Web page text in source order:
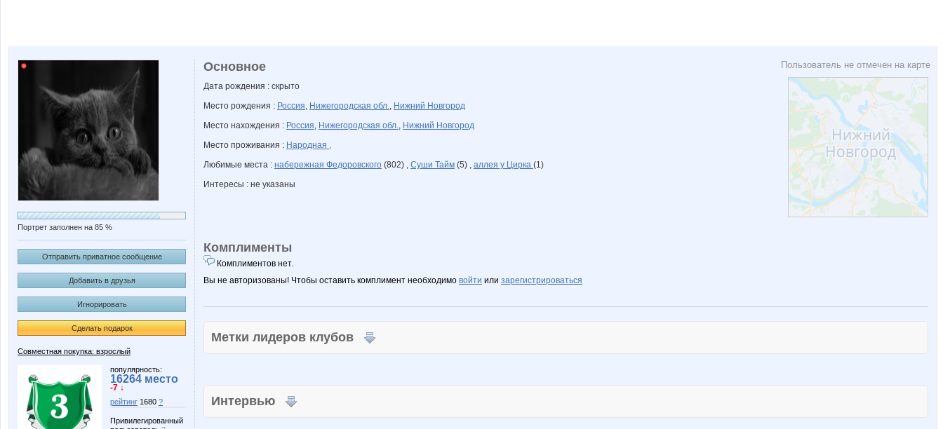
Портрет заполнен на 85 %
Отправить приватное сообщение
Добавить в друзья
Игнорировать
Сделать подарок
Совместная покупка: взрослый
популярность:
16264 место
-7 ↓
рейтинг 1680 ?
Привилегированный
Пользователь не отмечен на карте
Основное
Дата рождения : скрыто
Место рождения : Россия, Нижегородская обл., Нижний Новгород
Место нахождения : Россия, Нижегородская обл., Нижний Новгород
Место проживания : Народная ,
Любимые места : набережная Федоровского (802) , Суши Тайм (5) , аллея у Цирка (1)
Интересы : не указаны
Комплименты
Комплиментов нет.
Вы не авторизованы! Чтобы оставить комплимент необходимо войти или зарегистрироваться
Метки лидеров клубов
Интервью